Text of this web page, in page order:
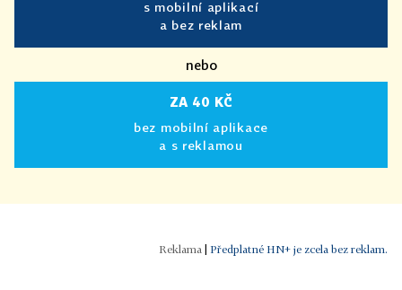
s mobilní aplikací
a bez reklam
nebo
ZA 40 KČ
bez mobilní aplikace
a s reklamou
Předplatné HN+ je zcela bez reklam.